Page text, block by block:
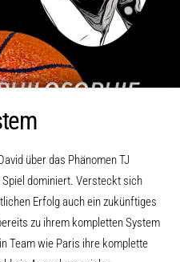
über das Phänomen TJ
dominiert. Versteckt sich
Erfolg auch ein zukünftiges
zu ihrem kompletten System
Team wie Paris ihre komplette